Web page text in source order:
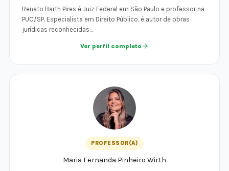
Renato Barth Pires é Juiz Federal em São Paulo e professor na
PUC/SP. Especialista em Direito Público, é autor de obras
jurídicas reconhecidas…
Ver perfil completo
PROFESSOR(A)
Maria Fernanda Pinheiro Wirth